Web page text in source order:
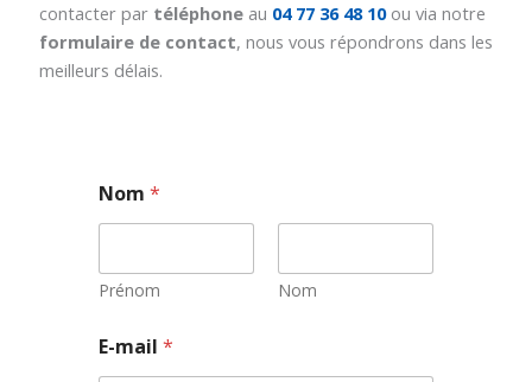
contacter par téléphoneau 04 77 36 48 10 ou via notre
formulaire de contact, nous vous répondrons dans les
meilleurs délais.
Nom*
Prénom Nom
o
m
E-mail*